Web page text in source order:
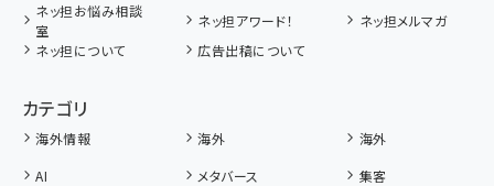
ネッ担お悩み相談
室
ネッ担アワード！
ネッ担メルマガ
ネッ担について
広告出稿について
カテゴリ
海外情報 海外
海外
AI
メタバース
集客